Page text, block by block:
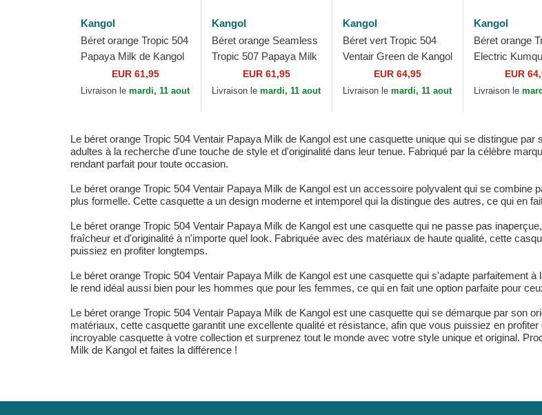
Kangol
Béret orange Tropic 504
Papaya Milk de Kangol
EUR 61,95
Livraison lemardi, 11 aout
Kangol
Béret orange Seamless
Tropic 507 Papaya Milk
de KangolEUR 61,95
Livraison lemardi, 11 aout
Kangol
Béret vert Tropic 504
Ventair Green de Kangol
EUR 64,95
Livraison lemardi, 11 aout
Kangol
Béret orange
Electric
EUR
Livraison le
Le béret orange Tropic 504 Ventair Papaya Milk de Kangol est une casquette unique qui se distingue
adultes à la recherche d'une touche de style et d'originalité dans leur tenue. Fabriqué par la célèbre
rendant parfait pour toute occasion.
Le béret orange Tropic 504 Ventair Papaya Milk de Kangol est un accessoire polyvalent qui se combine
plus formelle. Cette casquette a un design moderne et intemporel qui la distingue des autres, ce qui en
Le béret orange Tropic 504 Ventair Papaya Milk de Kangol est une casquette qui ne passe pas
fraîcheur et d'originalité à n'importe quel look. Fabriquée avec des matériaux de haute qualité, cette
puissiez en profiter longtemps.
Le béret orange Tropic 504 Ventair Papaya Milk de Kangol est une casquette qui s'adapte parfaitement
le rend idéal aussi bien pour les hommes que pour les femmes, ce qui en fait une option parfaite pour
Le béret orange Tropic 504 Ventair Papaya Milk de Kangol est une casquette qui se démarque par son
matériaux, cette casquette garantit une excellente qualité et résistance, afin que vous puissiez en
incroyable casquette à votre collection et surprenez tout le monde avec votre style unique et original.
Milk de Kangol et faites la différence !